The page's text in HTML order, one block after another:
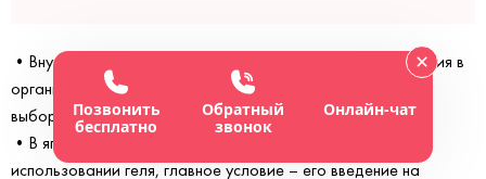
•Внутримышечная инъекция. При выборе геля для введения в
организм, может понадобиться всего один укол. В случае
выбора препарата - несколько.
•В ягодицу. Также внутримышечный метод введения. При
использовании геля, главное условие – его введение на
Позвонить
бесплатно
Обратный
звонок
Онлайн-чат